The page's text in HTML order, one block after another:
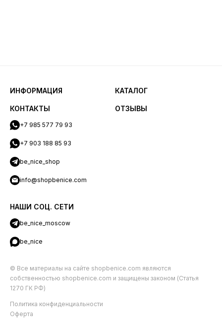
ИНФОРМАЦИЯ КАТАЛОГ
КОНТАКТЫ
+7 985 577 79 93
+7 903 188 85 93
be_nice_shop
info@shopbenice.com
НАШИ СОЦ. СЕТИ
be_nice_moscow
be_nice
ОТЗЫВЫ
© Все материалы на сайте shopbenice.com являются
собственностью shopbenice.com и защищены законом (Статья
1270 ГК РФ)
Политика конфиденциальности
Оферта